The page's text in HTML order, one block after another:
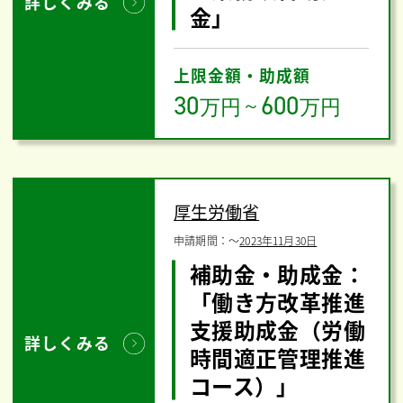
金」
上限金額・助成額
30万円 ～ 600万円
詳しくみる
厚生労働省
申請期間：〜2023年11月30日
補助金・助成金：
「働き方改革推進
支援助成金（労働
時間適正管理推進
コース）」